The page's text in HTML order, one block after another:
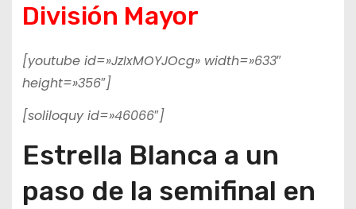
División Mayor
[youtube id=»JzIxMOYJOcg» width=»633″
height=»356″]
[soliloquy id=»46066″]
Estrella Blanca a un
paso de la semifinal en